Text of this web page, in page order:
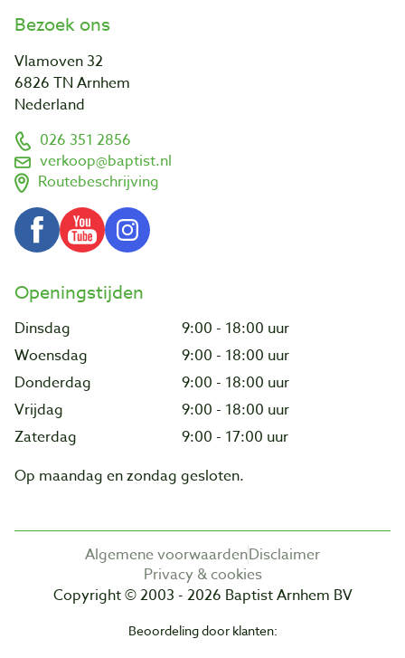
Bezoek ons
Vlamoven 32
6826 TN Arnhem
Nederland
026 351 2856
verkoop@baptist.nl
Routebeschrijving
Openingstijden
Dinsdag
9:00 - 18:00 uur
Woensdag
9:00 - 18:00 uur
Donderdag
9:00 - 18:00 uur
Vrijdag
9:00 - 18:00 uur
Zaterdag
9:00 - 17:00 uur
Op maandag en zondag gesloten.
Algemene voorwaardenDisclaimer
Privacy & cookies
Copyright © 2003 - 2026 Baptist Arnhem BV
Beoordeling door klanten: